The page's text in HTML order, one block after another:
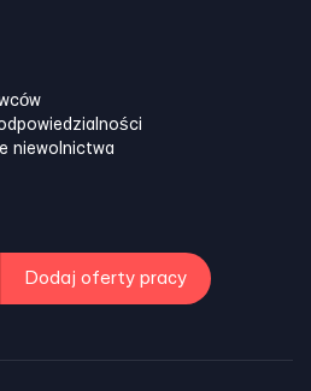
niewolnictwa
Dodaj oferty pracy